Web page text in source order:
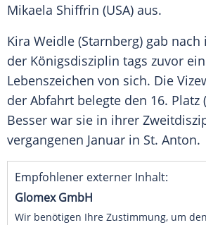
Mikaela Shiffrin (USA) aus.
Kira Weidle (Starnberg) gab nach
der Königsdisziplin tags zuvor
Lebenszeichen von sich. Die
der Abfahrt belegte den 16. Platz
Besser war sie in ihrer
vergangenen Januar in St. Anton.
Empfohlener externer Inhalt:
Glomex GmbH
Wir benötigen Ihre Zustimmung, um